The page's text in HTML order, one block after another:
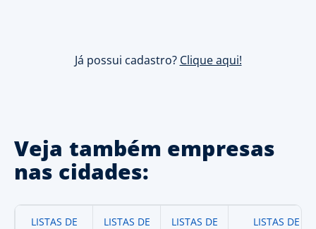
Já possui cadastro? Clique aqui!
Veja também empresas
nas cidades:
LISTAS DE
LISTAS DE
LISTAS DE
LISTAS DE